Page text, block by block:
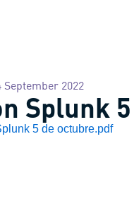
September 2022
Splunk
5 de octubre.pdf